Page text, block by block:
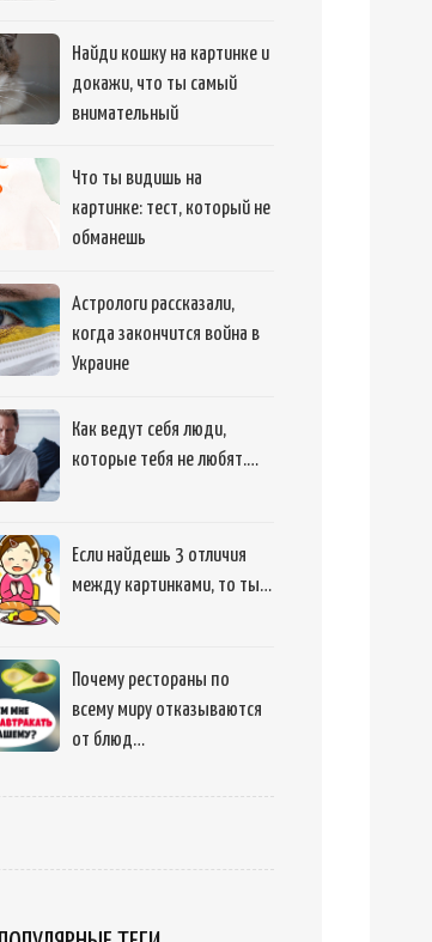
Найди кошку на картинке и
докажи, что ты самый
внимательный
Что ты видишь на
картинке: тест, который не
обманешь
Астрологи рассказали,
когда закончится война в
Украине
Как ведут себя люди,
которые тебя не любят.…
Если найдешь 3 отличия
между картинками, то ты…
Почему рестораны по
всему миру отказываются
от блюд…